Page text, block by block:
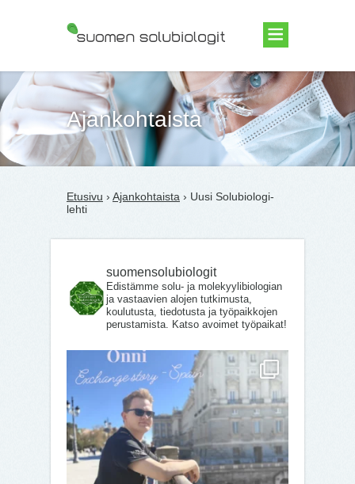
Suomen Solubiologit ry
Ajankohtaista
Etusivu › Ajankohtaista › Uusi Solubiologi-
lehti
suomensolubiologit
Edistämme solu- ja molekyylibiologian
ja vastaavien alojen tutkimusta,
koulutusta, tiedotusta ja työpaikkojen
perustamista. Katso avoimet työpaikat!